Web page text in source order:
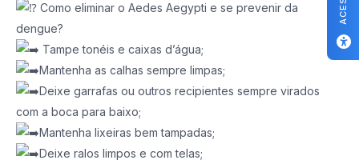
Como eliminar o Aedes Aegypti e se prevenir da
dengue?
Tampe tonéis e caixas d’água;
Mantenha as calhas sempre limpas;
Deixe garrafas ou outros recipientes sempre virados
com a boca para baixo;
Mantenha lixeiras bem tampadas;
Deixe ralos limpos e com telas;